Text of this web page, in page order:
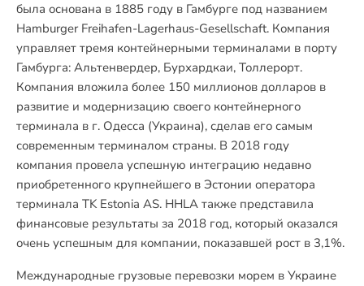
была основана в 1885 году в Гамбурге под названием
Hamburger Freihafen-Lagerhaus-Gesellschaft. Компания
управляет тремя контейнерными терминалами в порту
Гамбурга: Альтенвердер, Бурхардкаи, Толлерорт.
Компания вложила более 150 миллионов долларов в
развитие и модернизацию своего контейнерного
терминала в г. Одесса (Украина), сделав его самым
современным терминалом страны. В 2018 году
компания провела успешную интеграцию недавно
приобретенного крупнейшего в Эстонии оператора
терминала TK Estonia AS. HHLA также представила
финансовые результаты за 2018 год, который оказался
очень успешным для компании, показавшей рост в 3,1%.
Международные грузовые перевозки морем в Украине